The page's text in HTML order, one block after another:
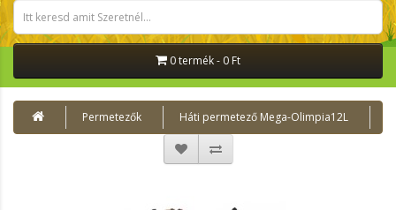
0 termék - 0 Ft
Permetezők Háti permetező Mega-Olimpia12L